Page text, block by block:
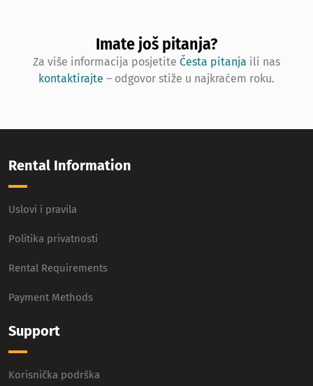
Imate još pitanja?
Za više informacija posjetite Česta pitanja ili nas
kontaktirajte – odgovor stiže u najkraćem roku.
Rental Information
Uslovi i pravila
Politika privatnosti
Rental Requirements
Payment Methods
Support
Korisnička podrška